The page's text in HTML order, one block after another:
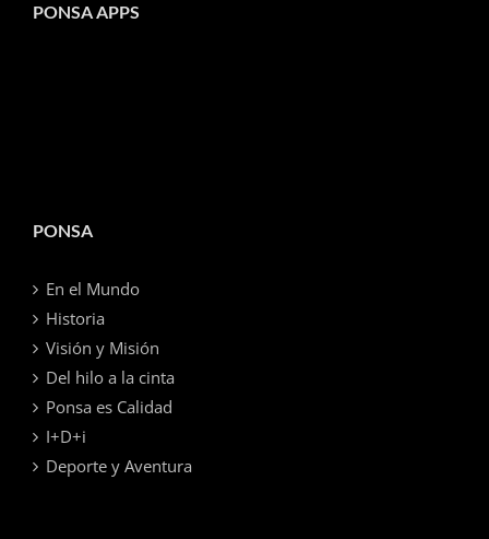
PONSA APPS
PONSA
En el Mundo
Historia
Visión y Misión
Del hilo a la cinta
Ponsa es Calidad
I+D+i
Deporte y Aventura